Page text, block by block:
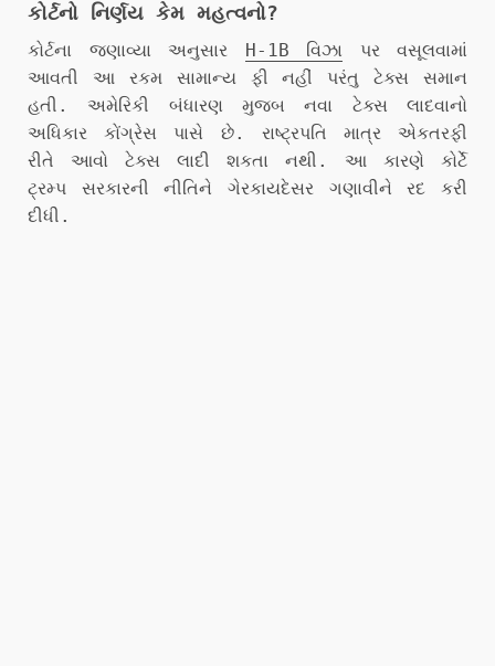
કોર્ટનો નિર્ણય કેમ મહત્વનો?
કોર્ટના જણાવ્યા અનુસાર H-1B વિઝા પર વસૂલવામાં
આવતી આ રકમ સામાન્ય ફી નહીં પરંતુ ટેક્સ સમાન
હતી. અમેરિકી બંધારણ મુજબ નવા ટેક્સ લાદવાનો
અધિકાર કોંગ્રેસ પાસે છે. રાષ્ટ્રપતિ માત્ર એકતરફી
રીતે આવો ટેક્સ લાદી શકતા નથી. આ કારણે કોર્ટે
ટ્રમ્પ સરકારની નીતિને ગેરકાયદેસર ગણાવીને રદ કરી
દીધી.